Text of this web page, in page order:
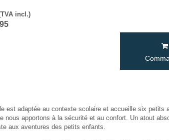
incl.)
est adaptée au contexte scolaire et accueille six petits
apportons à la sécurité et au confort. Un atout
aux aventures des petits enfants.